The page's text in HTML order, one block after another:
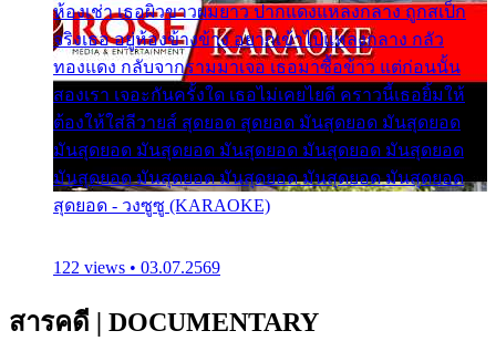
ห้องเช่า เธอผิวขาวผมยาว ปากแดงแหลงกลาง ถูกสเป็ก
จริงเธอ อยู่ห้องข้างข้าง อยากเข้าไปแหลงกลาง กลัว
ทองแดง กลับจากรามมาเจอ เธอมาซื้อข้าว แต่ก่อนนั้น
สองเรา เจอะกันครั้งใด เธอไม่เคยไยดี คราวนี้เธอยิ้มให้
ต้องให้ใส่ลีวายส์ สุดยอด สุดยอด มันสุดยอด มันสุดยอด
มันสุดยอด มันสุดยอด มันสุดยอด มันสุดยอด มันสุดยอด
มันสุดยอด มันสุดยอด มันสุดยอด มันสุดยอด มันสุดยอด
สุดยอด - วงซูซู (KARAOKE)
122 views • 03.07.2569
สารคดี | DOCUMENTARY